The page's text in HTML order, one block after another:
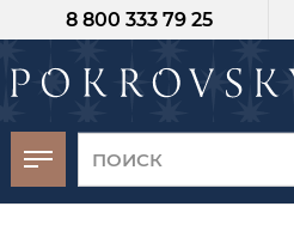
8 800 333 79 25
-30%
от 15 дней с
момента оплаты